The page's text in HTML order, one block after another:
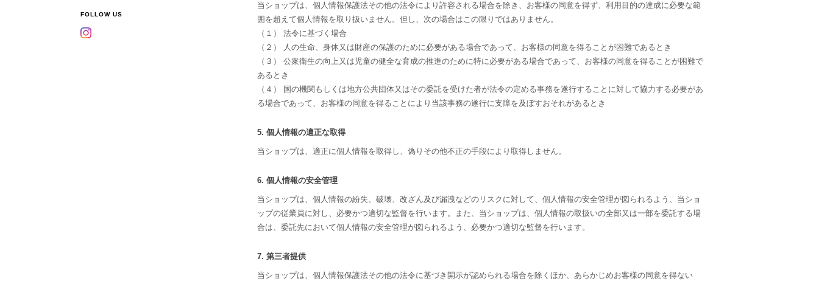
当ショップは、個人情報保護法その他の法令により許容される場合を除き、お客様の同意を得ず、利用目的の達成に必要な範
囲を超えて個人情報を取り扱いません。但し、次の場合はこの限りではありません。
（１） 法令に基づく場合
（２） 人の生命、身体又は財産の保護のために必要がある場合であって、お客様の同意を得ることが困難であるとき
（３） 公衆衛生の向上又は児童の健全な育成の推進のために特に必要がある場合であって、お客様の同意を得ることが困難で
あるとき
（４） 国の機関もしくは地方公共団体又はその委託を受けた者が法令の定める事務を遂行することに対して協力する必要があ
る場合であって、お客様の同意を得ることにより当該事務の遂行に支障を及ぼすおそれがあるとき
5. 個人情報の適正な取得
当ショップは、適正に個人情報を取得し、偽りその他不正の手段により取得しません。
6. 個人情報の安全管理
当ショップは、個人情報の紛失、破壊、改ざん及び漏洩などのリスクに対して、個人情報の安全管理が図られるよう、当ショ
ップの従業員に対し、必要かつ適切な監督を行います。また、当ショップは、個人情報の取扱いの全部又は一部を委託する場
合は、委託先において個人情報の安全管理が図られるよう、必要かつ適切な監督を行います。
7. 第三者提供
当ショップは、個人情報保護法その他の法令に基づき開示が認められる場合を除くほか、あらかじめお客様の同意を得ない
FOLLOW US